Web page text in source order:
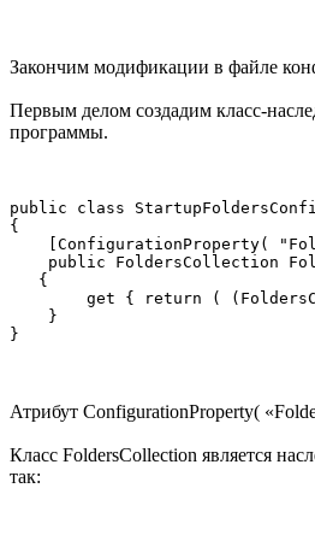
Закончим модификации в файле
Первым делом создадим класс-
программы.
public class
{
[ConfigurationProperty(
public FoldersCollection
   {
get { return (
    }
Атрибут ConfigurationProperty(
Класс FoldersCollection является
так: